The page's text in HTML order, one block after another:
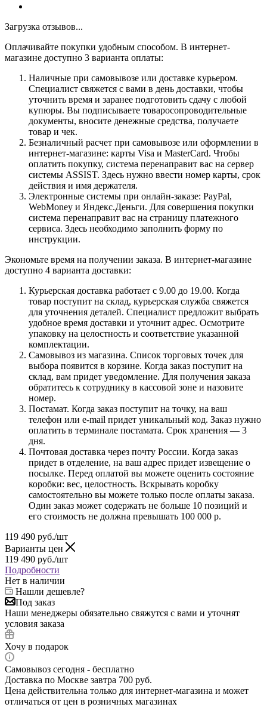
Загрузка отзывов...
Оплачивайте покупки удобным способом. В интернет-
магазине доступно 3 варианта оплаты:
Наличные при самовывозе или доставке курьером.
Специалист свяжется с вами в день доставки, чтобы
уточнить время и заранее подготовить сдачу с любой
купюры. Вы подписываете товаросопроводительные
документы, вносите денежные средства, получаете
товар и чек.
Безналичный расчет при самовывозе или оформлении в
интернет-магазине: карты Visa и MasterCard. Чтобы
оплатить покупку, система перенаправит вас на сервер
системы ASSIST. Здесь нужно ввести номер карты, срок
действия и имя держателя.
Электронные системы при онлайн-заказе: PayPal,
WebMoney и Яндекс.Деньги. Для совершения покупки
система перенаправит вас на страницу платежного
сервиса. Здесь необходимо заполнить форму по
инструкции.
Экономьте время на получении заказа. В интернет-магазине
доступно 4 варианта доставки:
Курьерская доставка работает с 9.00 до 19.00. Когда
товар поступит на склад, курьерская служба свяжется
для уточнения деталей. Специалист предложит выбрать
удобное время доставки и уточнит адрес. Осмотрите
упаковку на целостность и соответствие указанной
комплектации.
Самовывоз из магазина. Список торговых точек для
выбора появится в корзине. Когда заказ поступит на
склад, вам придет уведомление. Для получения заказа
обратитесь к сотруднику в кассовой зоне и назовите
номер.
Постамат. Когда заказ поступит на точку, на ваш
телефон или e-mail придет уникальный код. Заказ нужно
оплатить в терминале постамата. Срок хранения — 3
дня.
Почтовая доставка через почту России. Когда заказ
придет в отделение, на ваш адрес придет извещение о
посылке. Перед оплатой вы можете оценить состояние
коробки: вес, целостность. Вскрывать коробку
самостоятельно вы можете только после оплаты заказа.
Один заказ может содержать не больше 10 позиций и
его стоимость не должна превышать 100 000 р.
119 490 руб./шт
Варианты цен
119 490 руб./шт
Подробности
Нет в наличии
Нашли дешевле?
Под заказ
Наши менеджеры обязательно свяжутся с вами и уточнят
условия заказа
Хочу в подарок
Самовывоз сегодня - бесплатно
Доставка по Москве завтра 700 руб.
Цена действительна только для интернет-магазина и может
отличаться от цен в розничных магазинах